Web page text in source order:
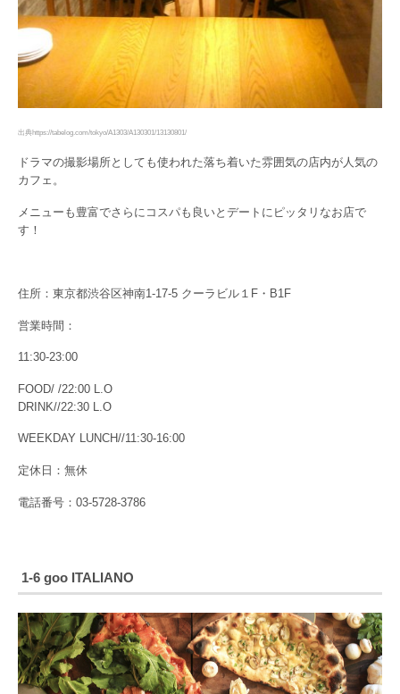
出典https://tabelog.com/tokyo/A1303/A130301/13130801/
ドラマの撮影場所としても使われた落ち着いた雰囲気の店内が人気の
カフェ。
メニューも豊富でさらにコスパも良いとデートにピッタリなお店で
す！
住所：東京都渋谷区神南1-17-5 クーラビル１F・B1F
営業時間：
11:30-23:00
FOOD/ /22:00 L.O
DRINK//22:30 L.O
WEEKDAY LUNCH//11:30-16:00
定休日：無休
電話番号：03-5728-3786
1-6 goo ITALIANO